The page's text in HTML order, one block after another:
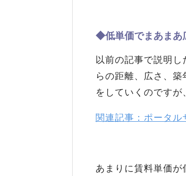
◆低単価でまあまあ
以前の記事で説明
らの距離、広さ、
をしていくのですが
関連記事：ポータル
あまりに賃料単価